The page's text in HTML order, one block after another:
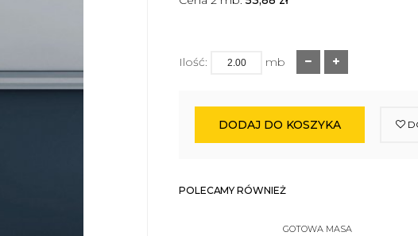
Ilość: mb
DODAJ DO KOSZYKA
POLECAMY RÓWNIEŻ
GOTOWA MASA